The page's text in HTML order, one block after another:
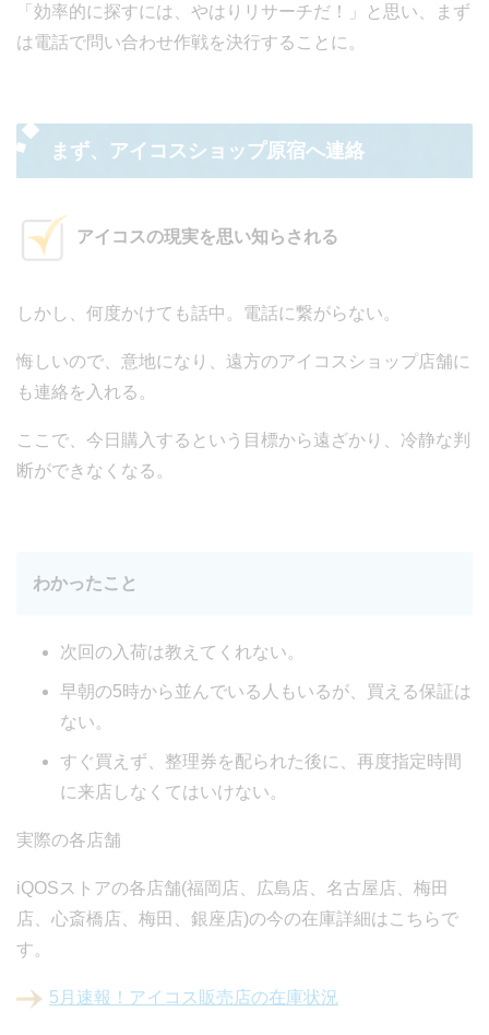
「効率的に探すには、やはりリサーチだ！」と思い、まず
は電話で問い合わせ作戦を決行することに。
まず、アイコスショップ原宿へ連絡
アイコスの現実を思い知らされる
しかし、何度かけても話中。電話に繋がらない。
悔しいので、意地になり、遠方のアイコスショップ店舗に
も連絡を入れる。
ここで、今日購入するという目標から遠ざかり、冷静な判
断ができなくなる。
わかったこと
次回の入荷は教えてくれない。
早朝の5時から並んでいる人もいるが、買える保証は
ない。
すぐ買えず、整理券を配られた後に、再度指定時間
に来店しなくてはいけない。
実際の各店舗
iQOSストアの各店舗(福岡店、広島店、名古屋店、梅田
店、心斎橋店、梅田、銀座店)の今の在庫詳細はこちらで
す。
5月速報！アイコス販売店の在庫状況